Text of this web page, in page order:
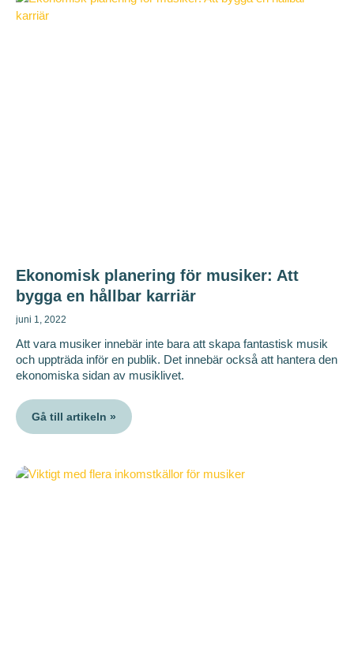
Ekonomisk planering för musiker: Att
bygga en hållbar karriär
juni 1, 2022
Att vara musiker innebär inte bara att skapa fantastisk musik
och uppträda inför en publik. Det innebär också att hantera den
ekonomiska sidan av musiklivet.
Gå till artikeln »